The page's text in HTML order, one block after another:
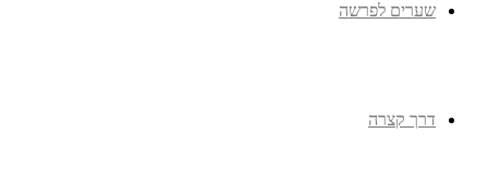
שערים לפרשה
דרך קצרה